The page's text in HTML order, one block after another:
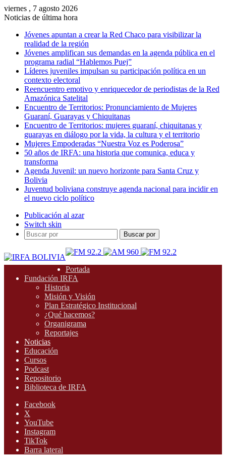
viernes , 7 agosto 2026
Noticias de última hora
Jóvenes apuntan a crear la Red Chaco para visibilizar la
realidad de la región
Jóvenes amplifican sus demandas en la agenda pública en el
programa radial “Hablemos Puej”
Líderes juveniles impulsan su participación política en un
contexto electoral
Reencuentro emotivo y enriquecedor de periodistas de la Red
Amazónica Satelital
Encuentro de Territorios: Pronunciamiento de Mujeres
Guaraní, Guarayas y Chiquitanas
Encuentro de Territorios: mujeres guaraní, chiquitanas y
guarayas en diálogo por la vida, la cultura y el territorio
Mujeres Empoderadas “Nuestra Voz es Poderosa”
50 años de IRFA: una historia que comunica, educa y
transforma
Agenda Juvenil: un nuevo horizonte para Santa Cruz y
Bolivia
Juventud boliviana construye agenda nacional para incidir en
el nuevo ciclo político
Publicación al azar
Switch skin
Buscar por
Portada
Fundación IRFA
Historia
Misión y Visión
Plan Estratégico Institucional
¿Qué hacemos?
Organigrama
Reportajes
Noticias
Educación
Cursos
Podcast
Repositorio
Biblioteca de IRFA
Facebook
X
YouTube
Instagram
TikTok
Barra lateral